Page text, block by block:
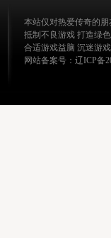
本站仅对热爱传奇的
抵制不良游戏 打造绿
合适游戏益脑 沉迷游
网站备案号：辽ICP备